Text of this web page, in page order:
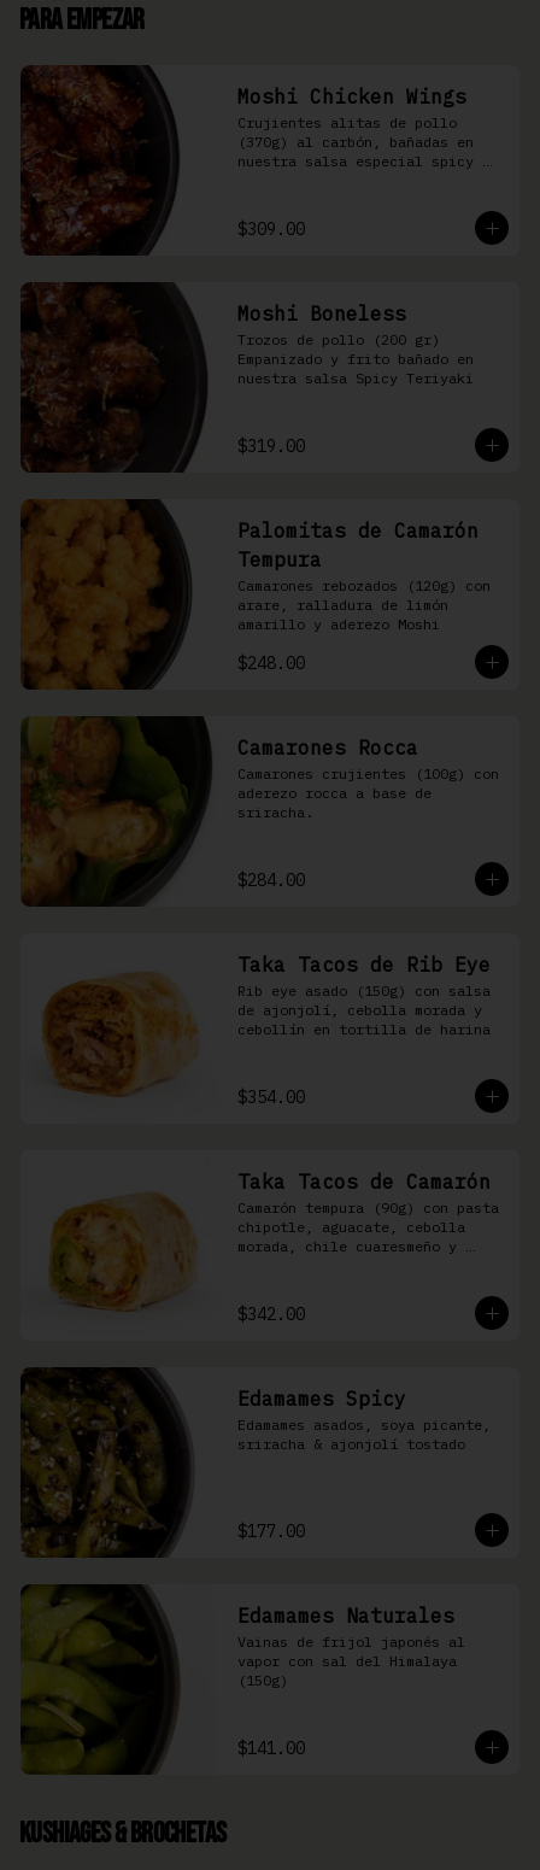
Para Empezar
Moshi Chicken Wings
Crujientes alitas de pollo
(370g) al carbón, bañadas en
nuestra salsa especial spicy
$309.00
Moshi Boneless
Trozos de pollo (200 gr)
Empanizado y frito bañado en
nuestra salsa Spicy Teriyaki
$319.00
Palomitas de Camarón
Tempura
Camarones rebozados (120g) con
arare, ralladura de limón
amarillo y aderezo Moshi
$248.00
Camarones Rocca
Camarones crujientes (100g) con
aderezo rocca a base de
sriracha.
$284.00
Taka Tacos de Rib Eye
Rib eye asado (150g) con salsa
de ajonjolí, cebolla morada y
cebollín en tortilla de harina
$354.00
Taka Tacos de Camarón
Camarón tempura (90g) con pasta
chipotle, aguacate, cebolla
morada, chile cuaresmeño y
$342.00
Edamames Spicy
Edamames asados, soya picante,
sriracha & ajonjolí tostado
$177.00
Edamames Naturales
Vainas de frijol japonés al
vapor con sal del Himalaya
(150g)
$141.00
Kushiages & Brochetas